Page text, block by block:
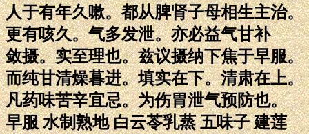
人于有年久嗽。都从脾肾子母相生主治。
更有咳久。气多发泄。亦必益气甘补
敛摄。实至理也。兹议摄纳下焦于早服。
而纯甘清燥暮进。填实在下。清肃在上。
凡药味苦辛宜忌。为伤胃泄气预防也。
早服 水制熟地 白云苓乳蒸 五味子 建莲